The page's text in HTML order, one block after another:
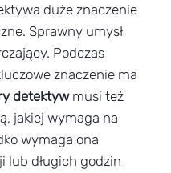
duże znaczenie
Sprawny umysł
Podczas
znaczenie ma
detektywmusi też
jakiej wymaga na
wymaga ona
lub długich godzin